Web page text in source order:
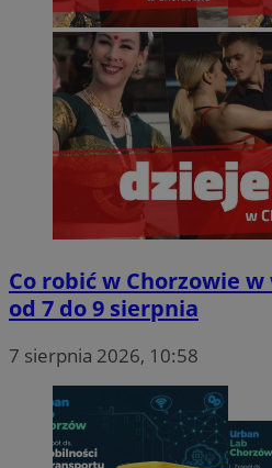
Co robić w Chorzowie
od 7 do 9 sierpnia
7 sierpnia 2026, 10:58